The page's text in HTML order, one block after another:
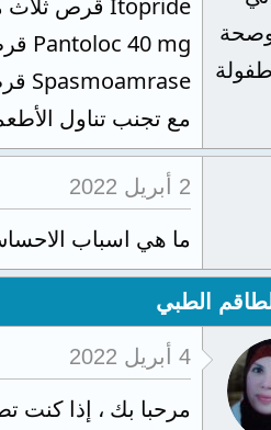
وصحة
Itopride قرص ثلاث مرات قبل الاكل بساعة
Pantoloc 40 mg قرص مرتين يوميا قبل الاكل بنصف ساعة
Spasmoamrase قرص ثلاث مرات بعد الاكل
مع تجنب تناول
2 أبريل 2022
ما هي اسباب
الطبي
4 أبريل 2022
مرحبا بك ، إذا كنت